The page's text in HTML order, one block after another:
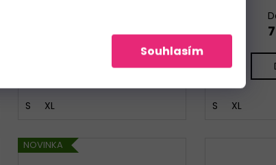
Souhlasím
399 Kč
DETAIL
S XL S XL
NOVINKA